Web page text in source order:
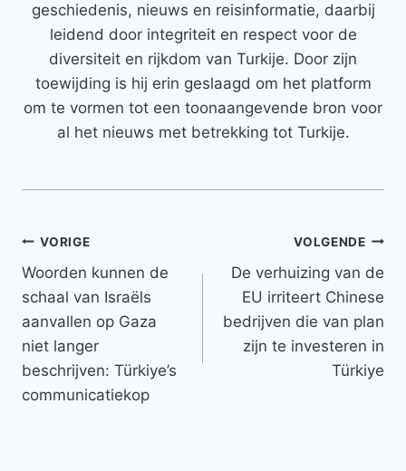
geschiedenis, nieuws en reisinformatie, daarbij
leidend door integriteit en respect voor de
diversiteit en rijkdom van Turkije. Door zijn
toewijding is hij erin geslaagd om het platform
om te vormen tot een toonaangevende bron voor
al het nieuws met betrekking tot Turkije.
Bericht
navigatie
VORIGE
Woorden kunnen de
schaal van Israëls
aanvallen op Gaza
niet langer
beschrijven: Türkiye’s
communicatiekop
VOLGENDE
De verhuizing van de
EU irriteert Chinese
bedrijven die van plan
zijn te investeren in
Türkiye